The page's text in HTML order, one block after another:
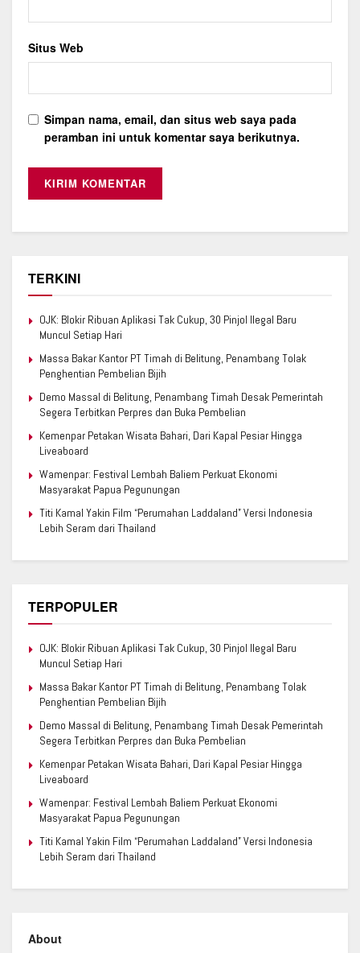
Situs Web
Simpan nama, email, dan situs web saya pada
peramban ini untuk komentar saya berikutnya.
TERKINI
OJK: Blokir Ribuan Aplikasi Tak Cukup, 30 Pinjol Ilegal Baru
Muncul Setiap Hari
Massa Bakar Kantor PT Timah di Belitung, Penambang Tolak
Penghentian Pembelian Bijih
Demo Massal di Belitung, Penambang Timah Desak Pemerintah
Segera Terbitkan Perpres dan Buka Pembelian
Kemenpar Petakan Wisata Bahari, Dari Kapal Pesiar Hingga
Liveaboard
Wamenpar: Festival Lembah Baliem Perkuat Ekonomi
Masyarakat Papua Pegunungan
Titi Kamal Yakin Film “Perumahan Laddaland” Versi Indonesia
Lebih Seram dari Thailand
TERPOPULER
OJK: Blokir Ribuan Aplikasi Tak Cukup, 30 Pinjol Ilegal Baru
Muncul Setiap Hari
Massa Bakar Kantor PT Timah di Belitung, Penambang Tolak
Penghentian Pembelian Bijih
Demo Massal di Belitung, Penambang Timah Desak Pemerintah
Segera Terbitkan Perpres dan Buka Pembelian
Kemenpar Petakan Wisata Bahari, Dari Kapal Pesiar Hingga
Liveaboard
Wamenpar: Festival Lembah Baliem Perkuat Ekonomi
Masyarakat Papua Pegunungan
Titi Kamal Yakin Film “Perumahan Laddaland” Versi Indonesia
Lebih Seram dari Thailand
About